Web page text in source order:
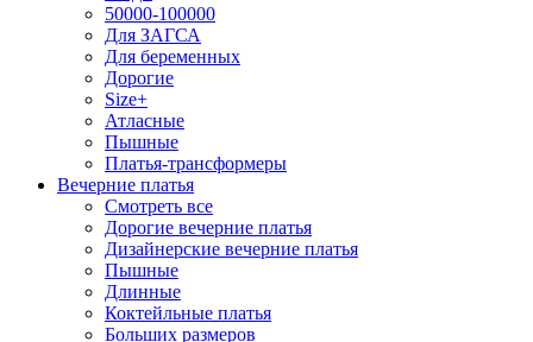
50000-100000
Для ЗАГСА
Для беременных
Дорогие
Size+
Атласные
Пышные
Платья-трансформеры
Вечерние платья
Смотреть все
Дорогие вечерние платья
Дизайнерские вечерние платья
Пышные
Длинные
Коктейльные платья
Больших размеров